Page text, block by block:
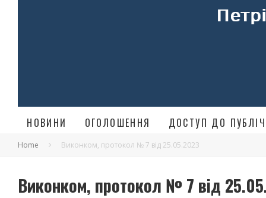
НОВИНИ ОГОЛОШЕННЯ ДОСТУП ДО
Home Виконком, протокол № 7 від 25.05.2023
Виконком, протокол № 7 від